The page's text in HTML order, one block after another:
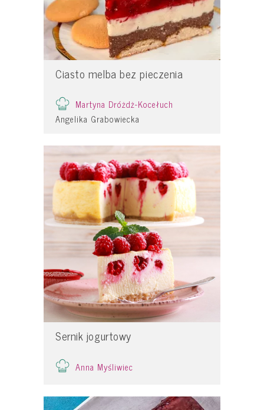
Ciasto melba bez pieczenia
Martyna Dróżdż-Kocełuch
Angelika Grabowiecka
Sernik jogurtowy
Anna Myśliwiec